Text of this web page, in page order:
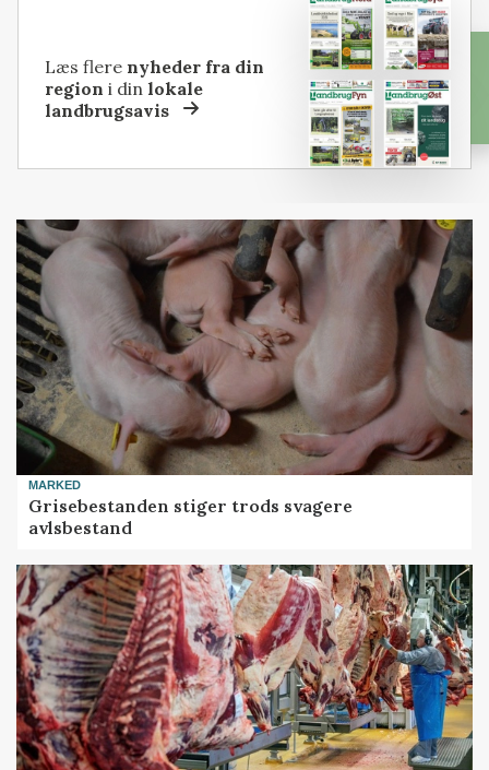
Læs flere nyheder fra din
region i dinlokale
landbrugsavis
MARKED
Grisebestanden stiger trods svagere
avlsbestand